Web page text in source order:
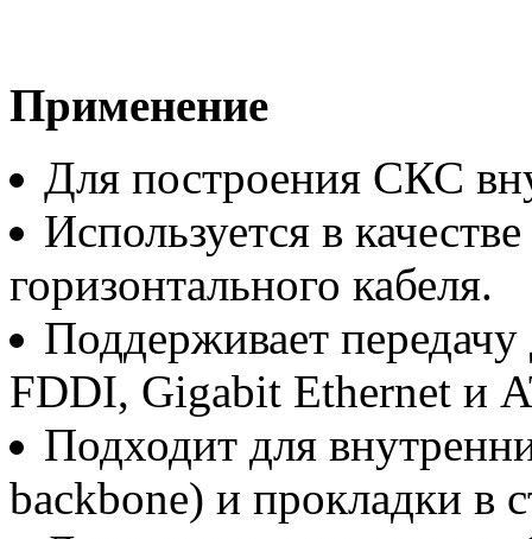
Применение
Для построения СКС
Используется в
горизонтального кабеля.
Поддерживает передачу
FDDI, Gigabit Ethernet и
Подходит для
backbone) и прокладки в